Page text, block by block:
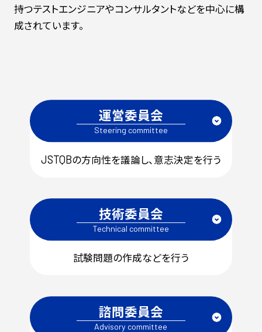
持つテストエンジニアやコンサルタントなどを中心に構
成されています。
JSTQBの方向性を議論し、意志決定を行う
運営委員会
Steering committee
試験問題の作成などを行う
技術委員会
Technical committee
諮問委員会
Advisory committee